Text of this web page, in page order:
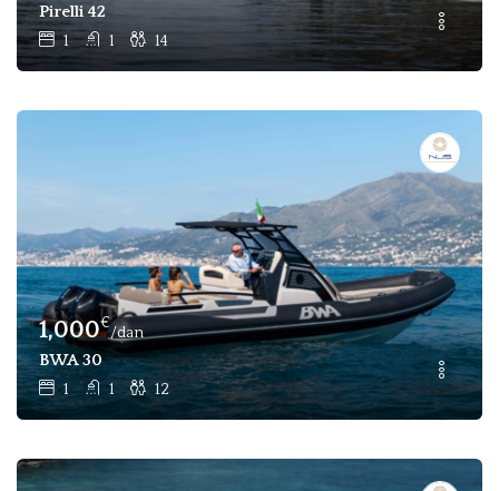
Pirelli 42
1 1 14
1,000€
/dan
BWA 30
1 1 12